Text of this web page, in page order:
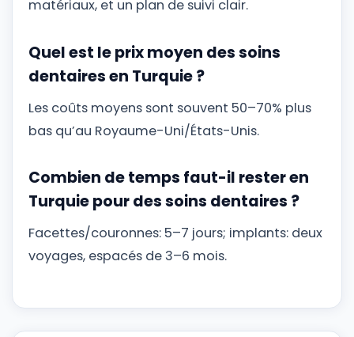
matériaux, et un plan de suivi clair.
Quel est le prix moyen des soins
dentaires en Turquie ?
Les coûts moyens sont souvent 50–70% plus
bas qu’au Royaume-Uni/États-Unis.
Combien de temps faut-il rester en
Turquie pour des soins dentaires ?
Facettes/couronnes: 5–7 jours; implants: deux
voyages, espacés de 3–6 mois.